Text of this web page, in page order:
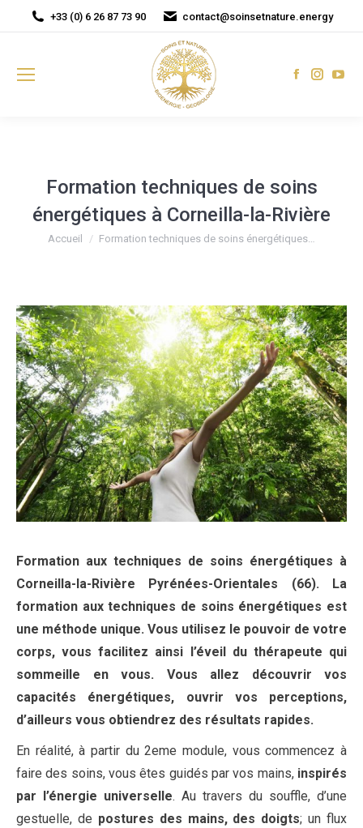
+33 (0) 6 26 87 73 90 contact@soinsetnature.energy
Facebook
Formation techniques de soins
énergétiques à Corneilla-la-Rivière
Vous êtes ici :
Accueil Formation techniques de soins énergétiques…
Formation aux techniques de soins énergétiques à
Corneilla-la-Rivière Pyrénées-Orientales (66). La
formation aux techniques de soins énergétiques est
une méthode unique. Vous utilisez le pouvoir de votre
corps, vous facilitez ainsi l’éveil du thérapeute qui
sommeille en vous. Vous allez découvrir vos
capacités énergétiques, ouvrir vos perceptions,
d’ailleurs vous obtiendrez des résultats rapides.
En réalité, à partir du 2eme module, vous commencez à
faire des soins, vous êtes guidés par vos mains, inspirés
par l’énergie universelle. Au travers du souffle, d’une
gestuelle, de postures des mains, des doigts; un flux